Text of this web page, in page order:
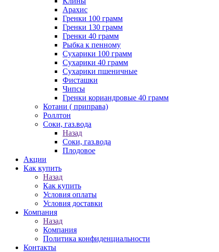
Арахис
Гренки 100 грамм
Гренки 130 грамм
Гренки 40 грамм
Рыбка к пенному
Сухарики 100 грамм
Сухарики 40 грамм
Сухарики пшеничные
Фисташки
Чипсы
Гренки кориандровые 40 грамм
Котани ( приправа)
Роллтон
Соки, газ.вода
Назад
Соки, газ.вода
Плодовое
Акции
Как купить
Назад
Как купить
Условия оплаты
Условия доставки
Компания
Назад
Компания
Политика конфиденциальности
Контакты